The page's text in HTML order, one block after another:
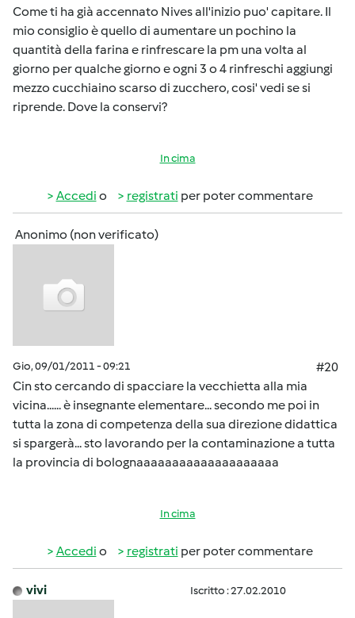
Come ti ha già accennato Nives all'inizio puo' capitare. Il
mio consiglio è quello di aumentare un pochino la
quantità della farina e rinfrescare la pm una volta al
giorno per qualche giorno e ogni 3 o 4 rinfreschi aggiungi
mezzo cucchiaino scarso di zucchero, cosi' vedi se si
riprende. Dove la conservi?
In cima
Accedi o registrati per poter commentare
Anonimo (non verificato)
Gio, 09/01/2011 - 09:21
#20
Cin sto cercando di spacciare la vecchietta alla mia
vicina...... è insegnante elementare... secondo me poi in
tutta la zona di competenza della sua direzione didattica
si spargerà... sto lavorando per la contaminazione a tutta
la provincia di bolognaaaaaaaaaaaaaaaaaaaa
In cima
Accedi o registrati per poter commentare
vivi Iscritto : 27.02.2010